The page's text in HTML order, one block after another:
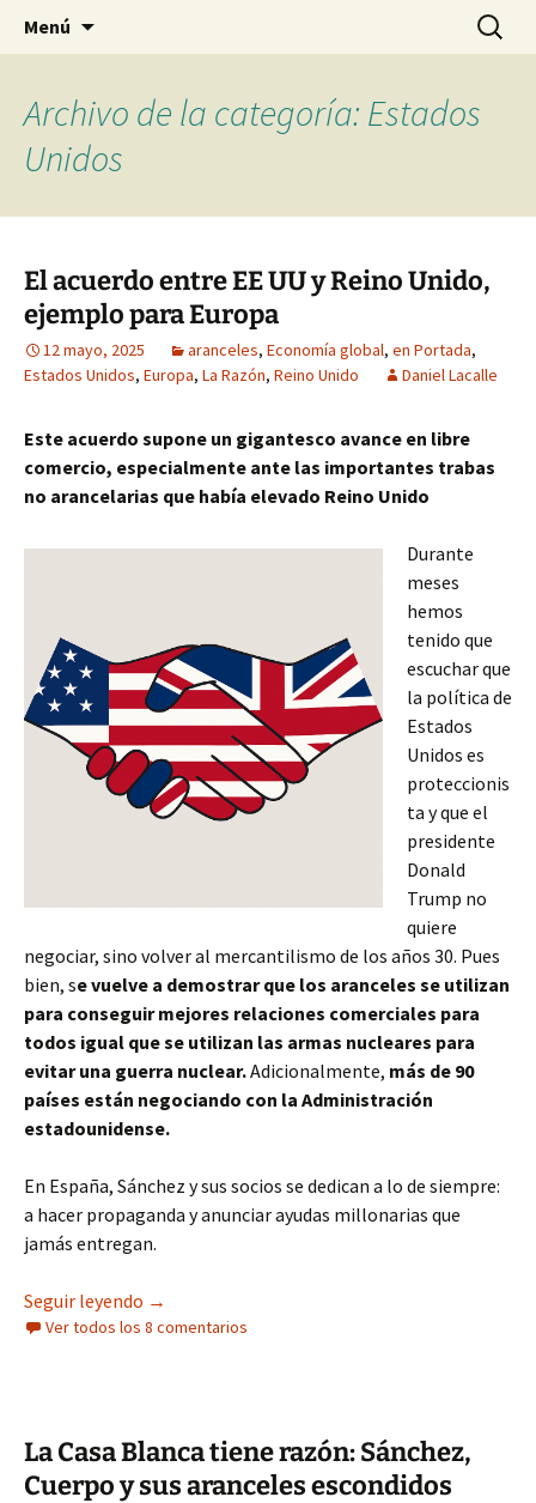
dlacalle.com
Blog de Daniel Lacalle
Menú Buscar:
Archivo de la categoría: Estados
Unidos
El acuerdo entre EE UU y Reino Unido,
ejemplo para Europa
12 mayo, 2025 aranceles, Economía global, en Portada,
Estados Unidos, Europa, La Razón, Reino Unido Daniel Lacalle
Este acuerdo supone un gigantesco avance en libre
comercio, especialmente ante las importantes trabas
no arancelarias que había elevado Reino Unido
Durante
meses
hemos
tenido que
escuchar que
la política de
Estados
Unidos es
proteccionis
ta y que el
presidente
Donald
Trump no
quiere
negociar, sino volver al mercantilismo de los años 30. Pues
bien, se vuelve a demostrar que los aranceles se utilizan
para conseguir mejores relaciones comerciales para
todos igual que se utilizan las armas nucleares para
evitar una guerra nuclear.Adicionalmente, más de 90
países están negociando con la Administración
estadounidense.
En España, Sánchez y sus socios se dedican a lo de siempre:
a hacer propaganda y anunciar ayudas millonarias que
jamás entregan.
Seguir leyendo El acuerdo entre EE UU y Reino Unido, ejemplo
→
Ver todos los 8 comentarios
La Casa Blanca tiene razón: Sánchez,
Cuerpo y sus aranceles escondidos